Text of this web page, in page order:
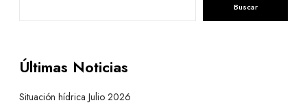
Buscar
Últimas Noticias
Situación hídrica Julio 2026